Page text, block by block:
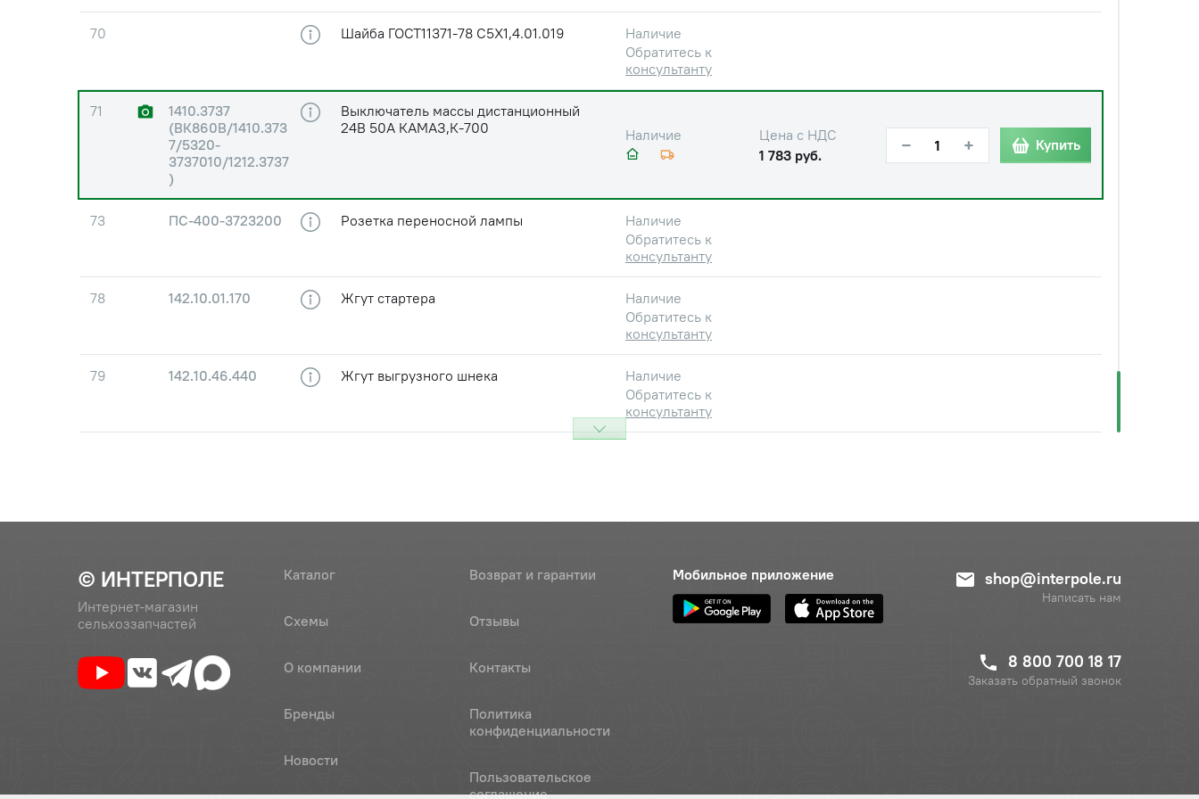
70 Шайба ГОСТ11371-78 С5X1,4.01.019
Наличие
Обратитесь к
консультанту
71
1410.3737
(ВК860В/1410.373
7/5320-
3737010/1212.3737
)
Выключатель массы дистанционный
24В 50А КАМАЗ,К-700
Наличие
Цена с НДС
1 783 руб.
− + Купить
73 ПС-400-3723200 Розетка переносной лампы
Наличие
Обратитесь к
консультанту
78 142.10.01.170 Жгут стартера
Наличие
Обратитесь к
консультанту
79 142.10.46.440 Жгут выгрузного шнека
Наличие
Обратитесь к
консультанту
© ИНТЕРПОЛЕ
Интернет-магазин
сельхоззапчастей
Каталог
Схемы
О компании
Бренды
Новости
Возврат и гарантии
Отзывы
Контакты
Политика
конфиденциальности
Пользовательское
соглашение
Мобильное приложение shop@interpole.ru
Написать нам
8 800 700 18 17
Заказать обратный звонок